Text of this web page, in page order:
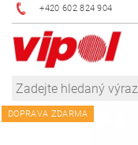
+420 602 824 904
DOPRAVA ZDARMA